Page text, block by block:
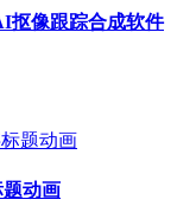
抠像跟踪合成软件
题动画